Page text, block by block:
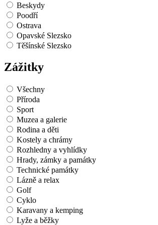
Beskydy
Poodří
Ostrava
Opavské Slezsko
Těšínské Slezsko
Zážitky
Všechny
Příroda
Sport
Muzea a galerie
Rodina a děti
Kostely a chrámy
Rozhledny a vyhlídky
Hrady, zámky a památky
Technické památky
Lázně a relax
Golf
Cyklo
Karavany a kemping
Lyže a běžky